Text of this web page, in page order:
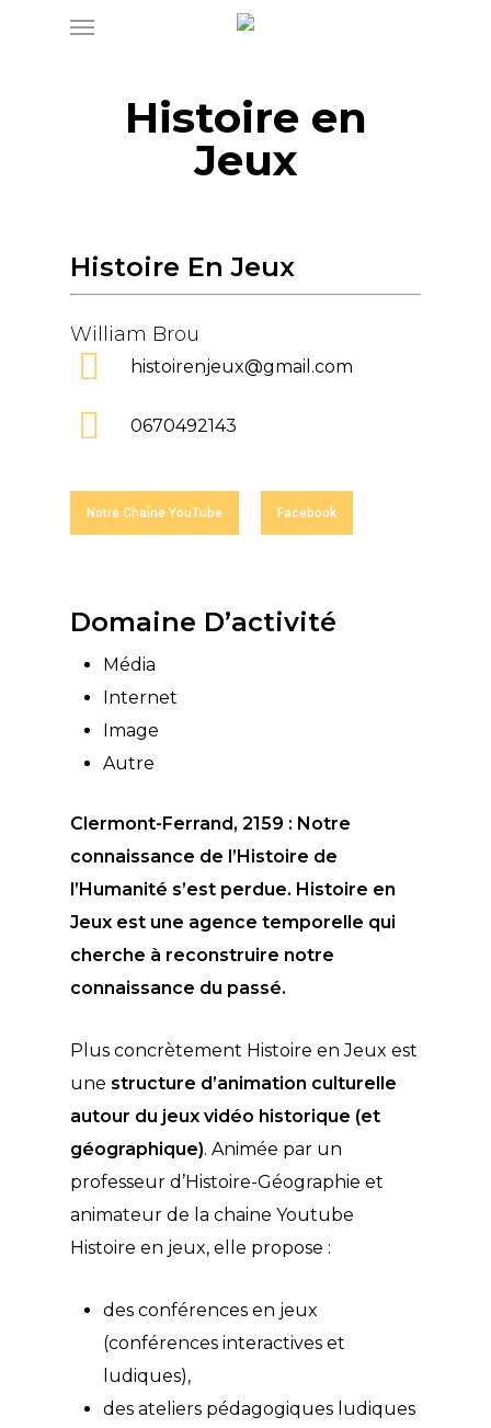
Menu
Histoire en
Jeux
Histoire En Jeux
William Brou
histoirenjeux@gmail.com
0670492143
Notre Chaîne YouTube Facebook
Domaine D’activité
Média
Internet
Image
Autre
Clermont-Ferrand, 2159 : Notre
connaissance de l’Histoire de
l’Humanité s’est perdue. Histoire en
Jeux est une agence temporelle qui
cherche à reconstruire notre
connaissance du passé.
Plus concrètement Histoire en Jeux est
une structure d’animation culturelle
autour du jeux vidéo historique (et
géographique). Animée par un
professeur d’Histoire-Géographie et
animateur de la chaine Youtube
Histoire en jeux, elle propose :
des conférences en jeux
(conférences interactives et
ludiques),
des ateliers pédagogiques ludiques